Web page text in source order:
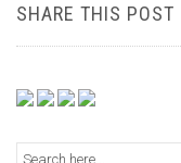
SHARE THIS POST